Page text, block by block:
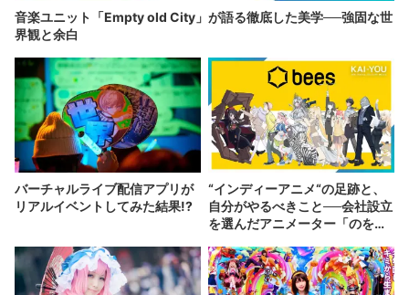
音楽ユニット「Empty old City」が語る徹底した美学──強固な世
界観と余白
バーチャルライブ配信アプリが
リアルイベントしてみた結果!?
“インディーアニメ“の足跡と、
自分がやるべきこと──会社設立
を選んだアニメーター「のを